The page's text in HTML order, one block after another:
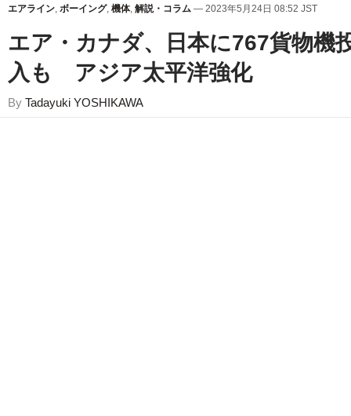
国交省 発着回数 ボーイング 関西空港 セントレア 航空貨物 キャンペーン
ーフライヤー
エアライン, ボーイング, 機体, 解説・コラム — 2023年5月24日 08:52 JST
エア・カナダ、日本に767貨物機
入も アジア太平洋強化
By Tadayuki YOSHIKAWA